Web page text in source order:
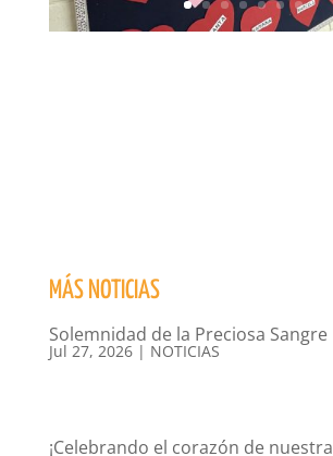
MÁS NOTICIAS
Solemnidad de la Preciosa Sangre
Jul 27, 2026| NOTICIAS
¡Celebrando el corazón de nuestra